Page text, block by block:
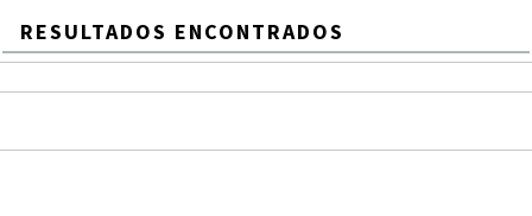
RESULTADOS ENCONTRADOS